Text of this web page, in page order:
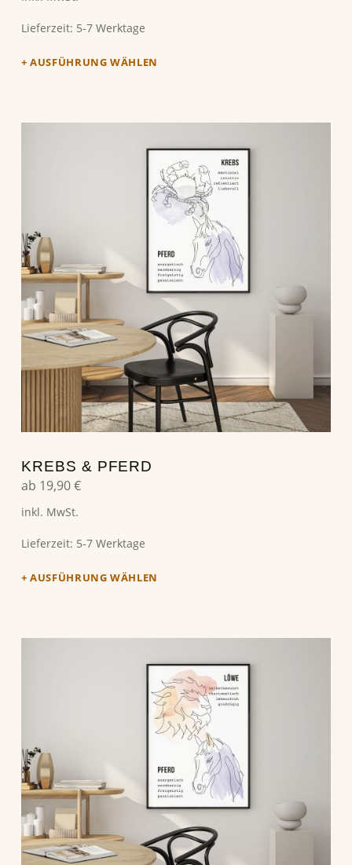
Lieferzeit: 5-7 Werktage
AUSFÜHRUNG WÄHLEN
KREBS & PFERD
ab 19,90€
inkl. MwSt.
Lieferzeit: 5-7 Werktage
AUSFÜHRUNG WÄHLEN